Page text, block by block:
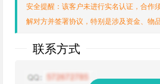
安全提醒：该客户未进行实名认证，合作
解对方并签署协议，特别是涉及资金、物
联系方式